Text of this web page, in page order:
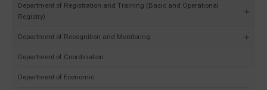
Department of Registration and Training (Basic and Operational
Registry)
Department of Recognition and Monitoring
Department of Coordination
Department of Economic